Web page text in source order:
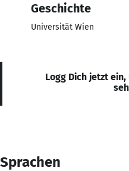
Geschichte
Universität Wien
Logg Dich jetzt
Sprachen